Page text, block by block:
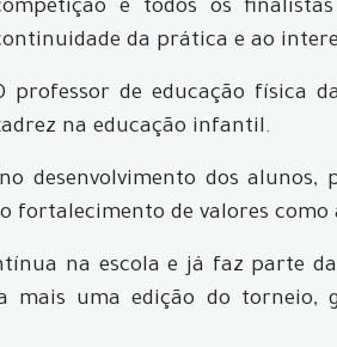
e todos os
da prática e ao
professor de educação física
na educação infantil.
desenvolvimento dos
fortalecimento de valores
na escola e já faz parte
mais uma edição do